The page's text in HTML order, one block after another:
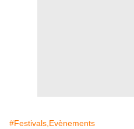
#Festivals,Evènements